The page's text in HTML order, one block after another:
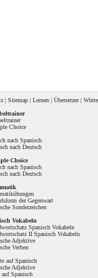
| Sitemap | Lernen | Übersetzer|
Choice
nach Spanisch
nach Deutsch
Choice
nach Spanisch
nach Deutsch
der Gegenwart
Sonderzeichen
Vokabeln
Spanisch Vokabeln
II Spanisch Vokabeln
Adjektive
Verben
auf Spanisch
Adjektive
auf Spanisch